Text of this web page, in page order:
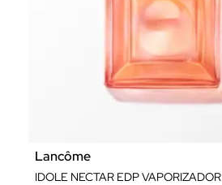
Lancôme
IDOLE NECTAR EDP VAPORIZADOR